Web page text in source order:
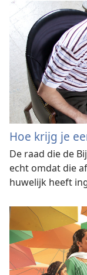
Hoe krijg je
De raad die de
echt omdat die
huwelijk heeft